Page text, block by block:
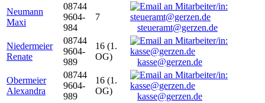
Neumann
Maxi
08744
9604-
984
7
steueramt@gerzen.de
Niedermeier
Renate
08744
9604-
989
16 (1.
OG)
kasse@gerzen.de
Obermeier
Alexandra
08744
9604-
989
16 (1.
OG)
kasse@gerzen.de